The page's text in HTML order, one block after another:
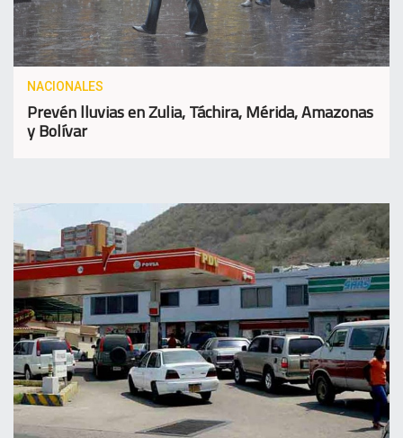
NACIONALES
Prevén lluvias en Zulia, Táchira, Mérida, Amazonas
y Bolívar